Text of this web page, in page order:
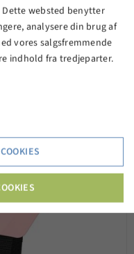
websted benytter
analysere din brug af
vores salgsfremmende
indhold fra tredjeparter.